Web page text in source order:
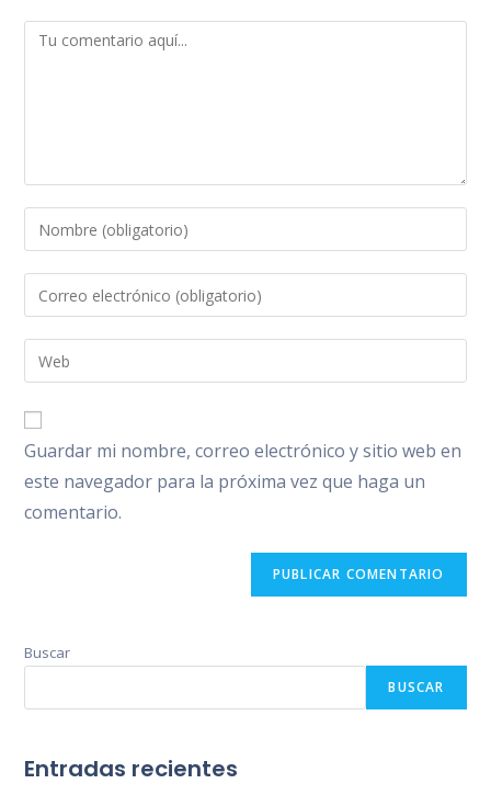
Comentario
Introduce
tu
nombre
de
usuario
para
comentar
Introduce
tu
dirección
de
electrónico
para
comentar
Introduce
la
URL
de
tu
web
(opcional)
Guardar mi nombre, correo electrónico y sitio web en
este navegador para la próxima vez que haga un
comentario.
Buscar
BUSCAR
Entradas recientes